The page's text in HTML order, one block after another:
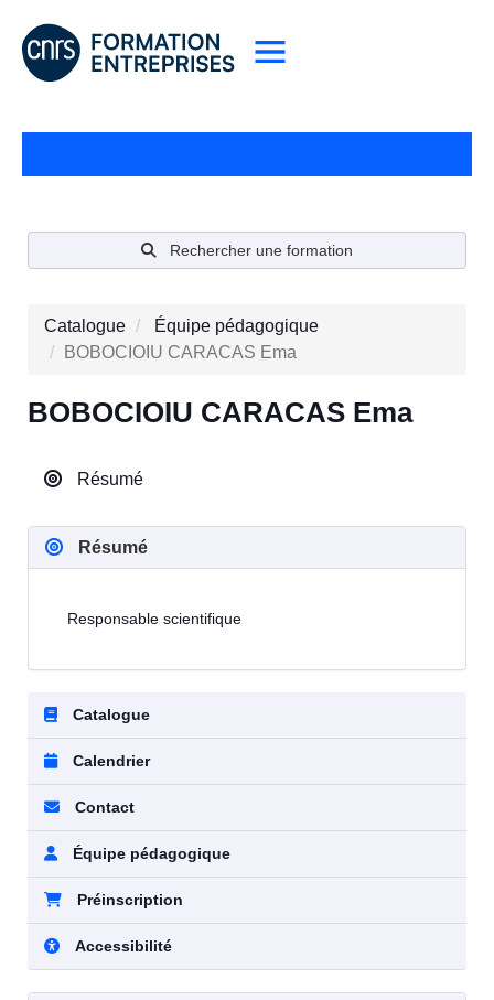
Rechercher une formation
Catalogue
Équipe pédagogique
BOBOCIOIU CARACAS Ema
BOBOCIOIU CARACAS Ema
Résumé
Résumé
Responsable scientifique
Catalogue
Calendrier
Contact
Équipe pédagogique
Préinscription
Accessibilité